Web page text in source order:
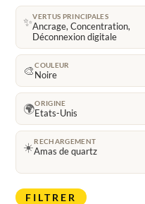
✨VERTUS PRINCIPALES
Ancrage, Concentration,
Déconnexion digitale
🎨COULEUR
Noire
🌍ORIGINE
Etats-Unis
☀️RECHARGEMENT
Amas de quartz
FILTRER